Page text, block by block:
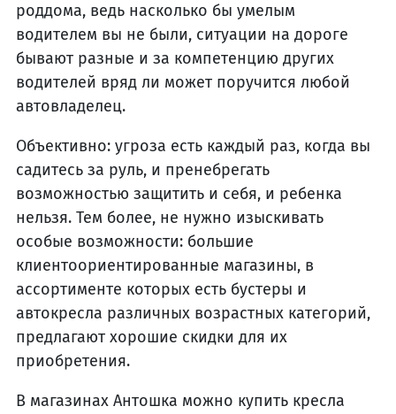
роддома, ведь насколько бы умелым
водителем вы не были, ситуации на дороге
бывают разные и за компетенцию других
водителей вряд ли может поручится любой
автовладелец.
Объективно: угроза есть каждый раз, когда вы
садитесь за руль, и пренебрегать
возможностью защитить и себя, и ребенка
нельзя. Тем более, не нужно изыскивать
особые возможности: большие
клиентоориентированные магазины, в
ассортименте которых есть бустеры и
автокресла различных возрастных категорий,
предлагают хорошие скидки для их
приобретения.
В магазинах Антошка можно купить кресла